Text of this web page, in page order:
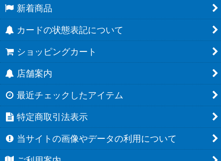
新着商品
カードの状態表記について
ショッピングカート
店舗案内
最近チェックしたアイテム
特定商取引法表示
当サイトの画像やデータの利用について